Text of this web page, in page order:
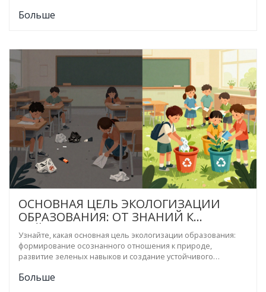
Больше
ОСНОВНАЯ ЦЕЛЬ ЭКОЛОГИЗАЦИИ
ОБРАЗОВАНИЯ: ОТ ЗНАНИЙ К
ДЕЙСТВИЯМ
Узнайте, какая основная цель экологизации образования:
формирование осознанного отношения к природе,
развитие зеленых навыков и создание устойчивого
жизнь.
Больше